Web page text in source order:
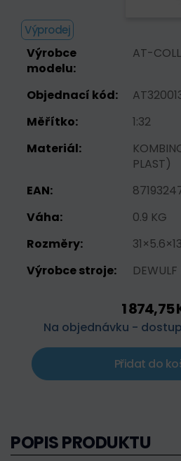
Výprodej
Výrobce
modelu:
AT-
Objednací kód:
Měřítko:
1:32
Materiál:
PLAST)
EAN:
Váha:
0.9 KG
Rozměry:
Výrobce stroje:
1 874,75
Na objednávku -
Přidat do
POPIS PRODUKTU